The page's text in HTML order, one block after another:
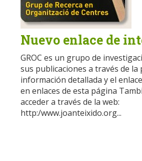
Nuevo enlace de
GROC es un grupo de
sus publicaciones a través de la
información detallada y el
en enlaces de esta página
acceder a través de la web:
http:/www.joanteixido.org...